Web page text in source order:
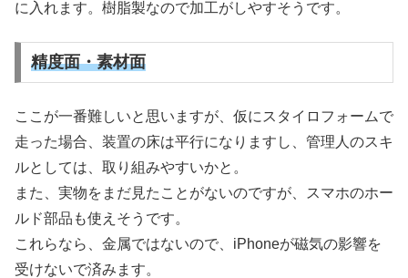
に入れます。樹脂製なので加工がしやすそうです。
精度面・素材面
ここが一番難しいと思いますが、仮にスタイロフォームで
走った場合、装置の床は平行になりますし、管理人のスキ
ルとしては、取り組みやすいかと。
また、実物をまだ見たことがないのですが、スマホのホー
ルド部品も使えそうです。
これらなら、金属ではないので、iPhoneが磁気の影響を
受けないで済みます。